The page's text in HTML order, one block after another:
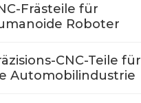
Frästeile für
Roboter
CNC-Teile für
Automobilindustrie